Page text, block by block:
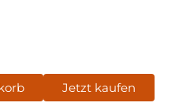
Jetzt kaufen